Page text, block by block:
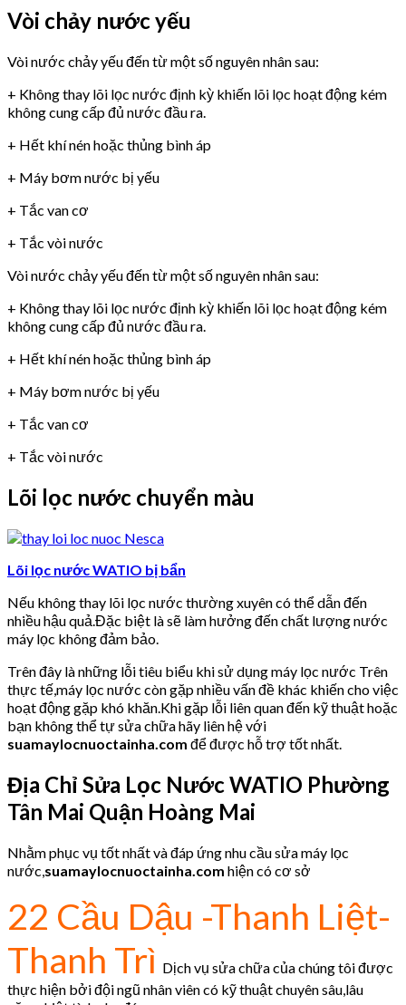
Vòi chảy nước yếu
Vòi nước chảy yếu đến từ một số nguyên nhân sau:
+ Không thay lõi lọc nước định kỳ khiến lõi lọc hoạt động kém
không cung cấp đủ nước đầu ra.
+ Hết khí nén hoặc thủng bình áp
+ Máy bơm nước bị yếu
+ Tắc van cơ
+ Tắc vòi nước
Vòi nước chảy yếu đến từ một số nguyên nhân sau:
+ Không thay lõi lọc nước định kỳ khiến lõi lọc hoạt động kém
không cung cấp đủ nước đầu ra.
+ Hết khí nén hoặc thủng bình áp
+ Máy bơm nước bị yếu
+ Tắc van cơ
+ Tắc vòi nước
Lõi lọc nước chuyển màu
Lõi lọc nước WATIO bị bẩn
Nếu không thay lõi lọc nước thường xuyên có thể dẫn đến
nhiều hậu quả.Đặc biệt là sẽ làm hưởng đến chất lượng nước
máy lọc không đảm bảo.
Trên đây là những lỗi tiêu biểu khi sử dụng máy lọc nước Trên
thực tế,máy lọc nước còn gặp nhiều vấn đề khác khiến cho việc
hoạt động gặp khó khăn.Khi gặp lỗi liên quan đến kỹ thuật hoặc
bạn không thể tự sửa chữa hãy liên hệ với
suamaylocnuoctainha.com để được hỗ trợ tốt nhất.
Địa Chỉ Sửa Lọc Nước WATIO Phường
Tân Mai Quận Hoàng Mai
Nhằm phục vụ tốt nhất và đáp ứng nhu cầu sửa máy lọc
nước, suamaylocnuoctainha.com hiện có cơ sở
22 Cầu Dậu -Thanh Liệt-
Thanh Trì Dịch vụ sửa chữa của chúng tôi được
thực hiện bởi đội ngũ nhân viên có kỹ thuật chuyên sâu,lâu